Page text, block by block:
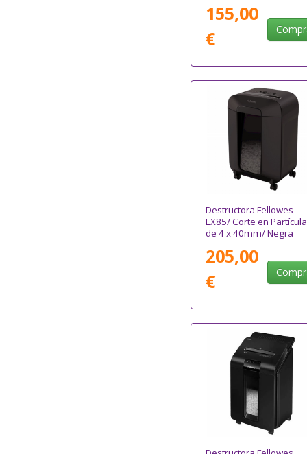
155,00
€
Destructora Fellowes
LX85/ Corte en
de 4 x 40mm/ Negra
205,00
€